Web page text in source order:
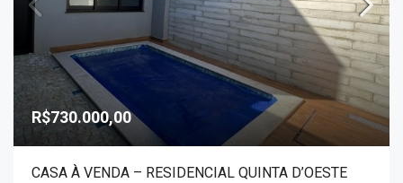
R$730.000,00
CASA À VENDA – RESIDENCIAL QUINTA D’OESTE